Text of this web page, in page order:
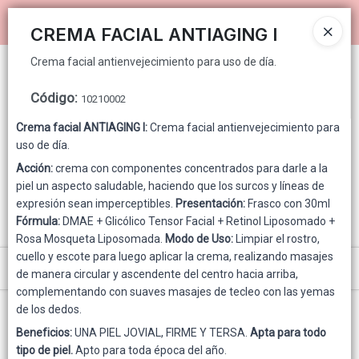
Crema facial antienvejecimiento para uso de día.
CREMA FACIAL ANTIAGING I
Crema facial antienvejecimiento para uso de día.
Código: 10210002
Crema facial ANTIAGING I:Crema facial antienvejecimiento para
uso de día.
Acción:crema con componentes concentrados para darle a la
piel un aspecto saludable, haciendo que los surcos y líneas de
expresión sean imperceptibles. Presentación: Frasco con 30ml
Fórmula: DMAE + Glicólico Tensor Facial + Retinol Liposomado +
Rosa Mosqueta Liposomada. Modo de Uso: Limpiar el rostro,
cuello y escote para luego aplicar la crema, realizando masajes
de manera circular y ascendente del centro hacia arriba,
complementando con suaves masajes de tecleo con las yemas
de los dedos.
Beneficios:UNA PIEL JOVIAL, FIRME Y TERSA. Apta para todo
tipo de piel.Apto para toda época del año.
PUNTOS DE VENTA
CÓMO COMPRAR
QUIÉNES SOMOS
GENNUINE PARA CONSUMIDOR FINAL
CONTACTO
Menú
Crema facial antienvejecimiento para uso de día.